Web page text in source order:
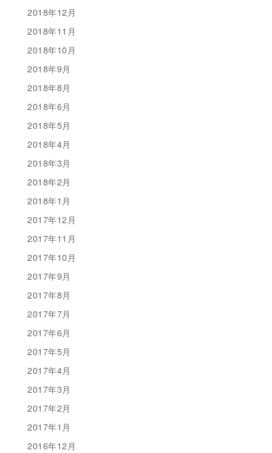
2018年12月
2018年11月
2018年10月
2018年9月
2018年8月
2018年6月
2018年5月
2018年4月
2018年3月
2018年2月
2018年1月
2017年12月
2017年11月
2017年10月
2017年9月
2017年8月
2017年7月
2017年6月
2017年5月
2017年4月
2017年3月
2017年2月
2017年1月
2016年12月